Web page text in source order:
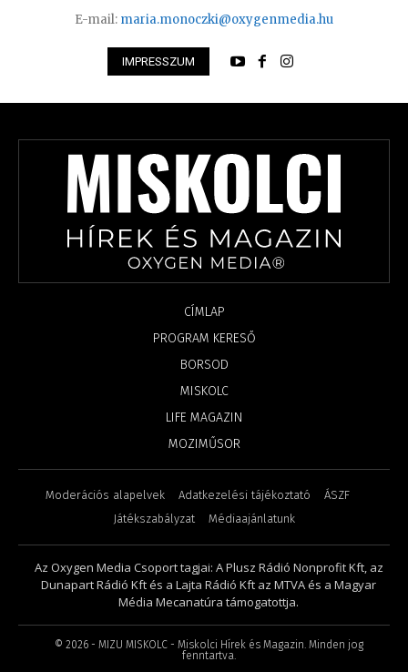
E-mail: maria.monoczki@oxygenmedia.hu
IMPRESSZUM
CÍMLAP
PROGRAM KERESŐ
BORSOD
MISKOLC
LIFE MAGAZIN
MOZIMŰSOR
Moderációs alapelvek Adatkezelési tájékoztató
ÁSZF
Játékszabályzat
Médiaajánlatunk
Az Oxygen Media Csoport tagjai: A Plusz Rádió Nonprofit Kft, az
Dunapart Rádió Kft és a Lajta Rádió Kft az MTVA és a Magyar
Média Mecanatúra támogatottja.
© 2026- MIZU MISKOLC - Miskolci Hírek és Magazin. Minden jog
fenntartva.